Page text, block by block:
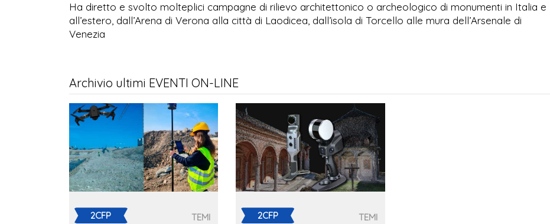
Ha diretto e svolto molteplici campagne di rilievo architettonico o archeologico di monumenti in Italia e
all’estero, dall’Arena di Verona alla città di Laodicea, dall’isola di Torcello alle mura dell’Arsenale di
Venezia
Archivio ultimi EVENTI ON-LINE
2CFP TEMI 2CFP TEMI